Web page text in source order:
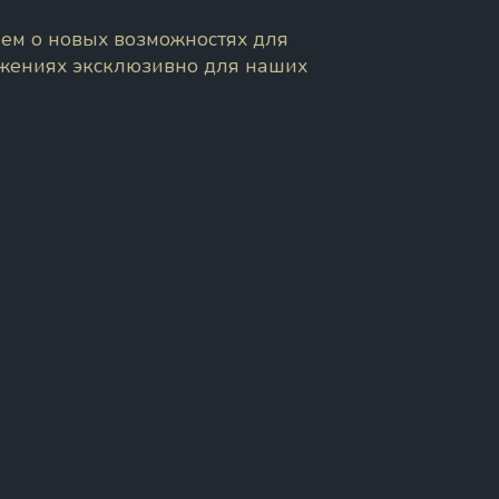
о новых возможностях для
эксклюзивно для наших